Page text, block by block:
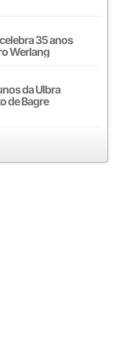
35 anos
Werlang
da Ulbra
de Bagre